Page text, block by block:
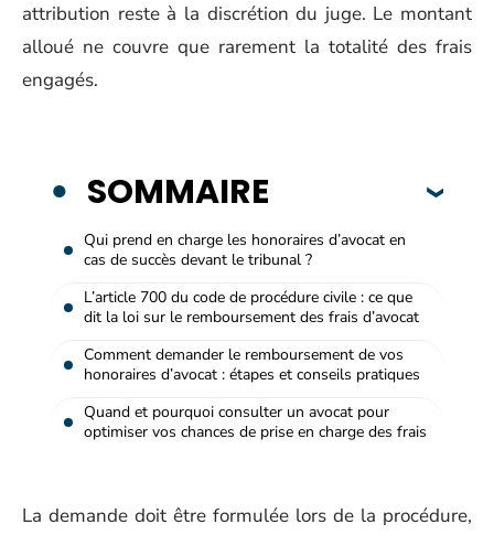
attribution reste à la discrétion du juge. Le montant
alloué ne couvre que rarement la totalité des frais
engagés.
SOMMAIRE
Qui prend en charge les honoraires d’avocat en
cas de succès devant le tribunal ?
L’article 700 du code de procédure civile : ce que
dit la loi sur le remboursement des frais d’avocat
Comment demander le remboursement de vos
honoraires d’avocat : étapes et conseils pratiques
Quand et pourquoi consulter un avocat pour
optimiser vos chances de prise en charge des frais
La demande doit être formulée lors de la procédure,